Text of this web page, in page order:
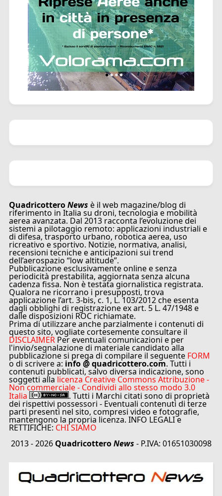
QuadricotteroNews è il web magazine/blog di
riferimento in Italia su droni, tecnologia e mobilità
aerea avanzata. Dal 2013 racconta l’evoluzione dei
sistemi a pilotaggio remoto: applicazioni industriali e
di difesa, trasporto urbano, robotica aerea, uso
ricreativo e sportivo. Notizie, normativa, analisi,
recensioni tecniche e anticipazioni sui trend
dell’aerospazio “low altitude”.
Pubblicazione esclusivamente online e senza
periodicità prestabilita, aggiornata senza alcuna
cadenza fissa. Non è testata giornalistica registrata.
Qualora ne ricorrano i presupposti, trova
applicazione l’art. 3-bis, c. 1, L. 103/2012 che esenta
dagli obblighi di registrazione ex art. 5 L. 47/1948 e
dalle disposizioni ROC richiamate.
Prima di utilizzare anche parzialmente i contenuti di
questo sito, vogliate cortesemente consultare il
DISCLAIMER Per eventuali comunicazioni e per
l'invio/segnalazione di materiale candidato alla
pubblicazione si prega di compilare il seguente FORM
o di scrivere a: info @ quadricottero.com. Tutti i
contenuti pubblicati, salvo diversa indicazione, sono
soggetti alla licenza Creative Commons Attribuzione -
Non commerciale - Condividi allo stesso modo 3.0
Italia . Tutti i Marchi citati sono di proprietà
dei rispettivi possessori - Eventuali contenuti di terze
parti presenti nel sito, compresi video e fotografie,
mantengono la propria licenza. INFO LEGALI e
RETTIFICHE: CHI SIAMO
2013 - 2026 QuadricotteroNews - P.IVA: 01651030098